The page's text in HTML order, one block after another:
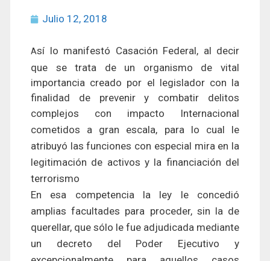
Julio 12, 2018
Así lo manifestó Casación Federal, al decir
que se trata de un organismo de vital
importancia creado por el legislador con la
finalidad de prevenir y combatir delitos
complejos con impacto Internacional
cometidos a gran escala, para lo cual le
atribuyó las funciones con especial mira en la
legitimación de activos y la financiación del
terrorismo
En esa competencia la ley le concedió
amplias facultades para proceder, sin la de
querellar, que sólo le fue adjudicada mediante
un decreto del Poder Ejecutivo y